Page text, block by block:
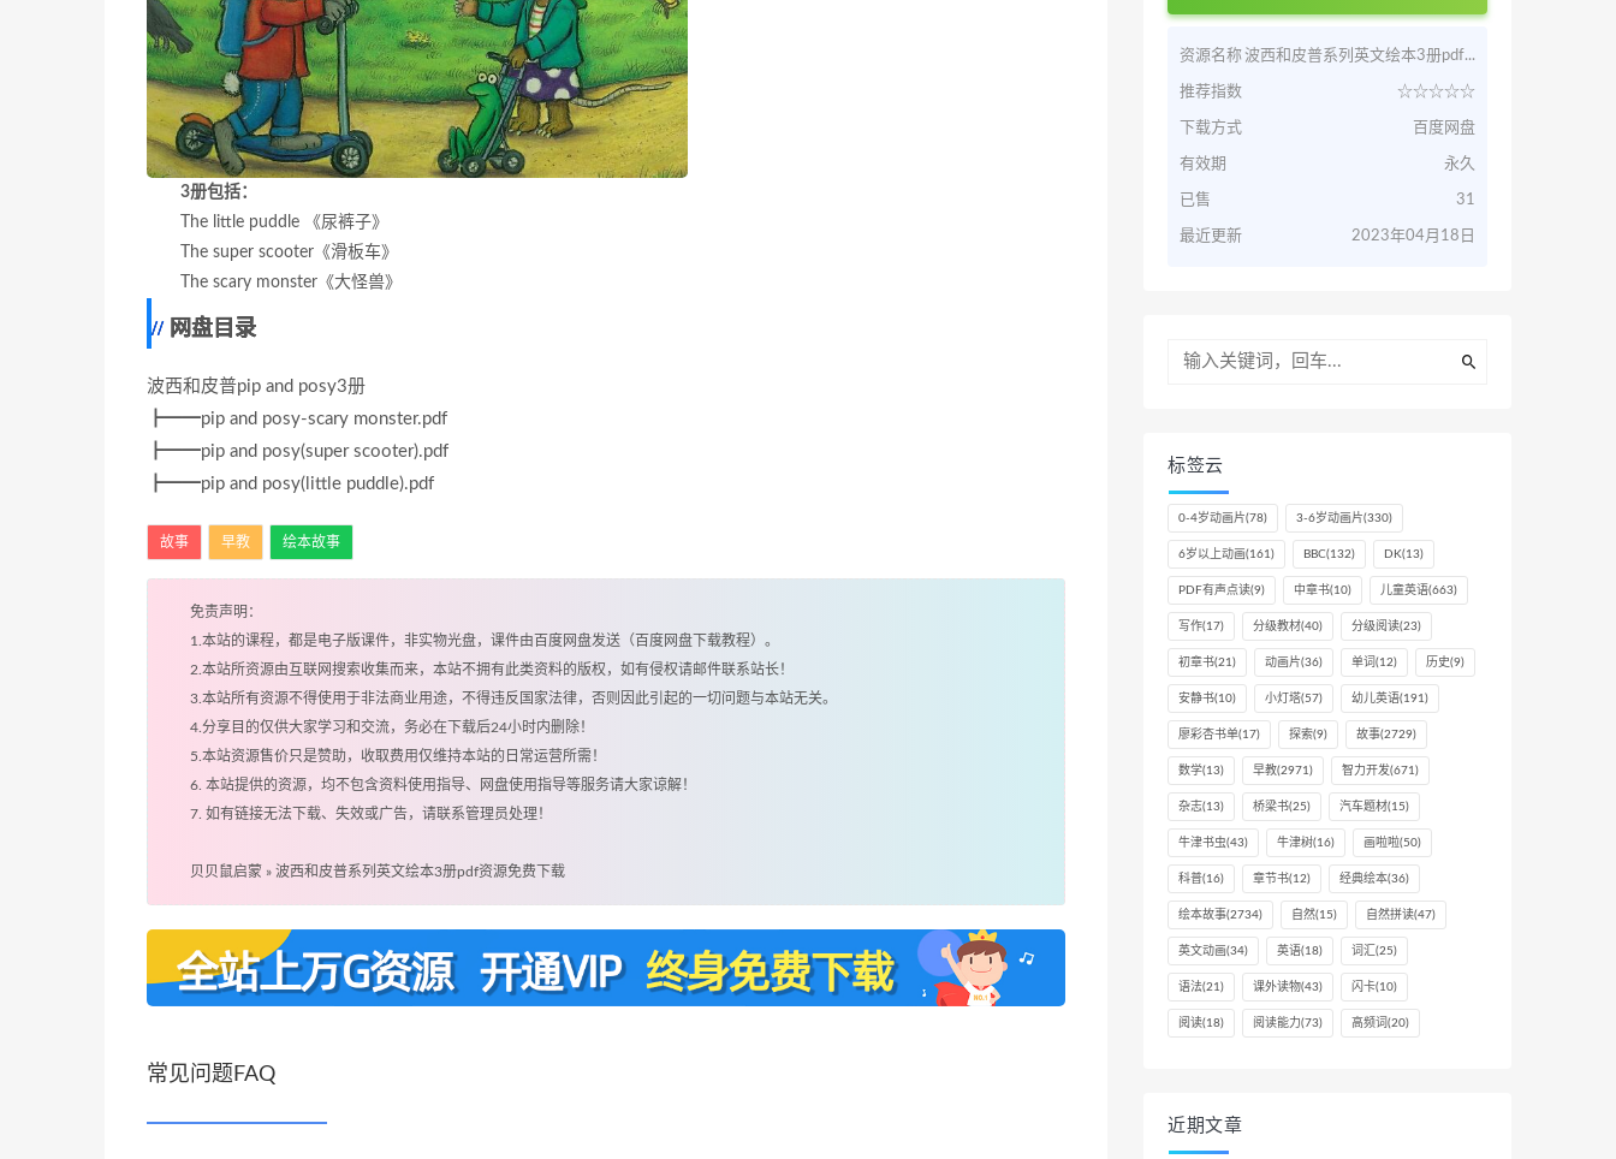
3册包括：
The little puddle 《尿裤子》
The super scooter《滑板车》
The scary monster《大怪兽》
网盘目录
波西和皮普pip and posy3册
┣━━pip and posy-scary monster.pdf
┣━━pip and posy(super scooter).pdf
┣━━pip and posy(little puddle).pdf
故事 早教 绘本故事
免责声明：
1.本站的课程，都是电子版课件，非实物光盘，课件由百度网盘发送（百度网盘下载教程）。
2.本站所资源由互联网搜索收集而来，本站不拥有此类资料的版权，如有侵权请邮件联系站长！
3.本站所有资源不得使用于非法商业用途，不得违反国家法律，否则因此引起的一切问题与本站无关。
4.分享目的仅供大家学习和交流，务必在下载后24小时内删除！
5.本站资源售价只是赞助，收取费用仅维持本站的日常运营所需！
6. 本站提供的资源，均不包含资料使用指导、网盘使用指导等服务请大家谅解！
7. 如有链接无法下载、失效或广告，请联系管理员处理！
贝贝鼠启蒙 » 波西和皮普系列英文绘本3册pdf资源免费下载
常见问题FAQ
资源名称波西和皮普系列英文绘本3册pdf...
推荐指数 ☆☆☆☆☆
下载方式 百度网盘
有效期 永久
已售 31
最近更新 2023年04月18日
标签云
0-4岁动画片(78) 3-6岁动画片(330)
6岁以上动画(161) BBC(132) DK(13)
PDF有声点读(9) 中章书(10) 儿童英语(663)
写作(17) 分级教材(40) 分级阅读(23)
初章书(21) 动画片(36) 单词 (12) 历史(9)
安静书(10) 小灯塔(57) 幼儿英语(191)
廖彩杏书单(17) 探索(9) 故事(2729)
数学(13) 早教(2971) 智力开发(671)
杂志(13) 桥梁书(25) 汽车题材(15)
牛津书虫(43) 牛津树(16) 画啦啦(50)
科普(16) 章节书(12) 经典绘本(36)
绘本故事(2734) 自然(15) 自然拼读(47)
英文动画(34) 英语(18) 词汇 (25)
语法(21) 课外读物(43) 闪卡(10)
阅读(18) 阅读能力 (73) 高频词 (20)
近期文章